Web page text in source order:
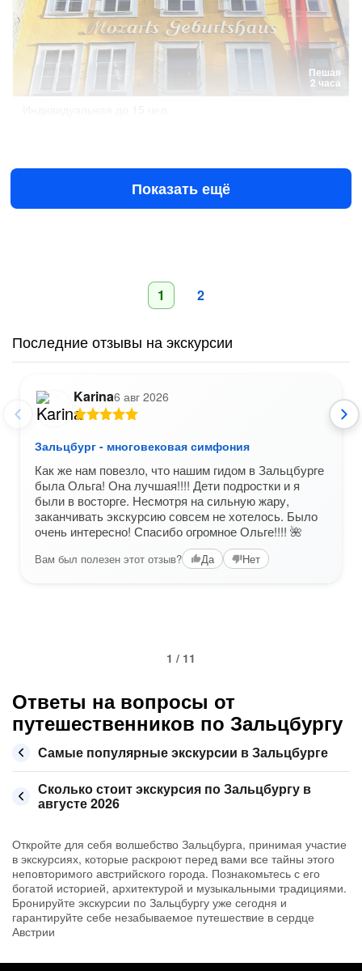
Пешая
2 часа
€170за всё до 15 чел.
Показать ещё
1 2
Последние отзывы на экскурсии
Karina6 авг 2026
Зальцбург - многовековая симфония
Как же нам повезло, что нашим гидом в Зальцбурге
была Ольга! Она лучшая!!!! Дети подростки и я
были в восторге. Несмотря на сильную жару,
заканчивать экскурсию совсем не хотелось. Было
очень интересно! Спасибо огромное Ольге!!!! 🌺
Вам был полезен этот отзыв? Да Нет
1 / 11
Ответы на вопросы от
путешественников по Зальцбургу
Самые популярные экскурсии в Зальцбурге
Сколько стоит экскурсия по Зальцбургу в
августе 2026
Откройте для себя волшебство Зальцбурга, принимая участие
в экскурсиях, которые раскроют перед вами все тайны этого
неповторимого австрийского города. Познакомьтесь с его
богатой историей, архитектурой и музыкальными традициями.
Бронируйте экскурсии по Зальцбургу уже сегодня и
гарантируйте себе незабываемое путешествие в сердце
Австрии